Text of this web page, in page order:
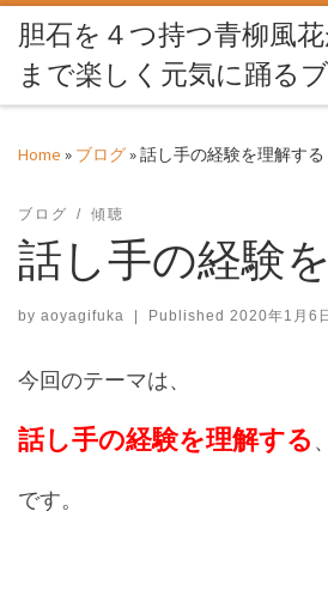
Skip to content
胆石を４つ持つ青柳風花
まで楽しく元気に踊る
Home » ブログ»話し手の経験を理解する
ブログ 傾聴
話し手の経験
by aoyagifuka Published 2020年1月6日
今回のテーマは、
話し手の経験を理解する 、
です。